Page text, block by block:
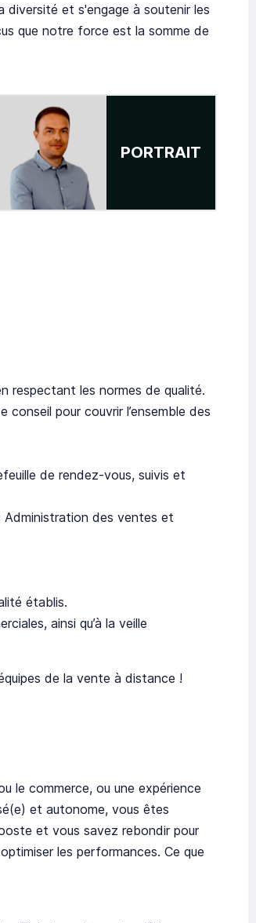
diversité et s'engage à soutenir les
que notre force est la somme de
PORTRAIT
respectant les normes de qualité.
pour couvrir l’ensemble des
de rendez-vous, suivis et
Administration des ventes et
établis.
ainsi qu’à la veille
de la vente à distance !
le commerce, ou une expérience
et autonome, vous êtes
et vous savez rebondir pour
les performances. Ce que